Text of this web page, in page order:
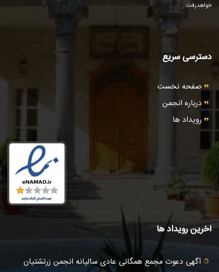
خواهد‌رفت.
دسترسی سریع
صفحه نخست
درباره انجمن
رویداد ها
آخرین رویداد ها
آگهى دعوت مجمع همگانی عادى ساليانه انجمن زرتشتيان